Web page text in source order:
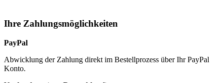
Ihre Zahlungsmöglichkeiten
PayPal
Abwicklung der Zahlung direkt im Bestellprozess über Ihr PayPal
Konto.